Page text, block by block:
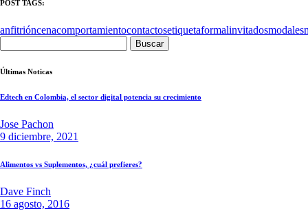
POST TAGS:
anfitrióncenacomportamientocontactosetiquetaformalinvitadosmodales
Últimas Noticas
Edtech en Colombia, el sector digital potencia su crecimiento
Jose Pachon
9 diciembre, 2021
Alimentos vs Suplementos, ¿cuál prefieres?
Dave Finch
16 agosto, 2016